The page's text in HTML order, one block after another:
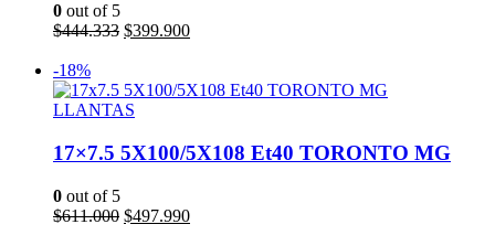
0 out of 5
$444.333 El
era:
$444.333.
$399.900El
es:
-18%
LLANTAS
17×7.5 5X100/5X108 Et40 TORONTO MG
0 out of 5
$611.000 El
$497.990El